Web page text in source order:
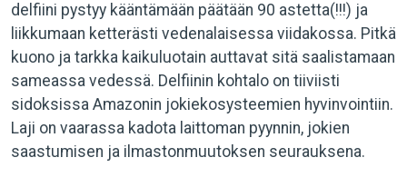
delfiini pystyy kääntämään päätään 90 astetta(!!!) ja
liikkumaan ketterästi vedenalaisessa viidakossa. Pitkä
kuono ja tarkka kaikuluotain auttavat sitä saalistamaan
sameassa vedessä. Delfiinin kohtalo on tiiviisti
sidoksissa Amazonin jokiekosysteemien hyvinvointiin.
Laji on vaarassa kadota laittoman pyynnin, jokien
saastumisen ja ilmastonmuutoksen seurauksena.